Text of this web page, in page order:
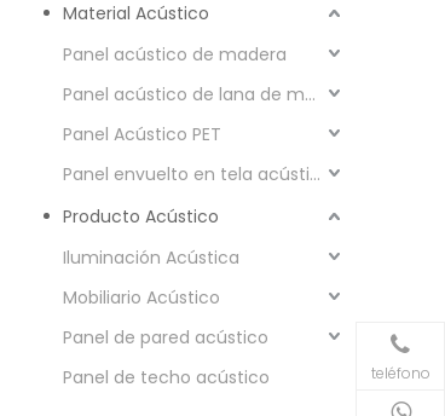
Material Acústico
Panel acústico de madera
Panel acústico de lana de madera
Panel Acústico PET
Panel envuelto en tela acústica
Producto Acústico
Iluminación Acústica
Mobiliario Acústico
Panel de pared acústico
Panel de techo acústico
teléfono